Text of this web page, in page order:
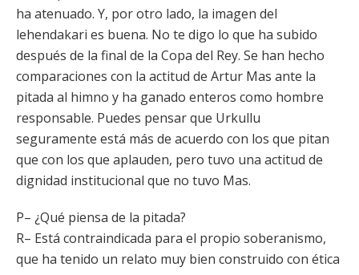
ha atenuado. Y, por otro lado, la imagen del
lehendakari es buena. No te digo lo que ha subido
después de la final de la Copa del Rey. Se han hecho
comparaciones con la actitud de Artur Mas ante la
pitada al himno y ha ganado enteros como hombre
responsable. Puedes pensar que Urkullu
seguramente está más de acuerdo con los que pitan
que con los que aplauden, pero tuvo una actitud de
dignidad institucional que no tuvo Mas.
P– ¿Qué piensa de la pitada?
R– Está contraindicada para el propio soberanismo,
que ha tenido un relato muy bien construido con ética